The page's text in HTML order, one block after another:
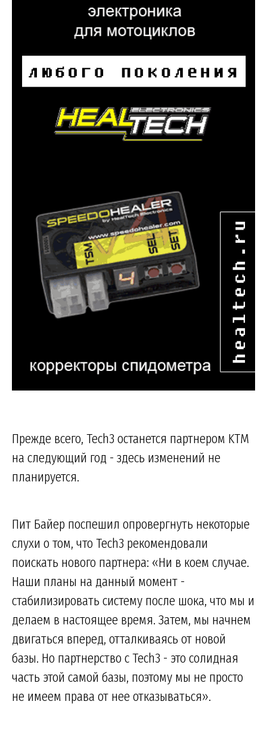
Прежде всего, Tech3 останется партнером KTM
на следующий год - здесь изменений не
планируется.
Пит Байер поспешил опровергнуть некоторые
слухи о том, что Tech3 рекомендовали
поискать нового партнера: «Ни в коем случае.
Наши планы на данный момент -
стабилизировать систему после шока, что мы и
делаем в настоящее время. Затем, мы начнем
двигаться вперед, отталкиваясь от новой
базы. Но партнерство с Tech3 - это солидная
часть этой самой базы, поэтому мы не просто
не имеем права от нее отказываться».